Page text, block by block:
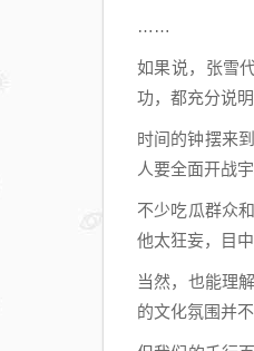
……
如果说，张雪
功，都充分说
时间的钟摆来
人要全面开战
不少吃瓜群众
他太狂妄，目
当然，也能理
的文化氛围并